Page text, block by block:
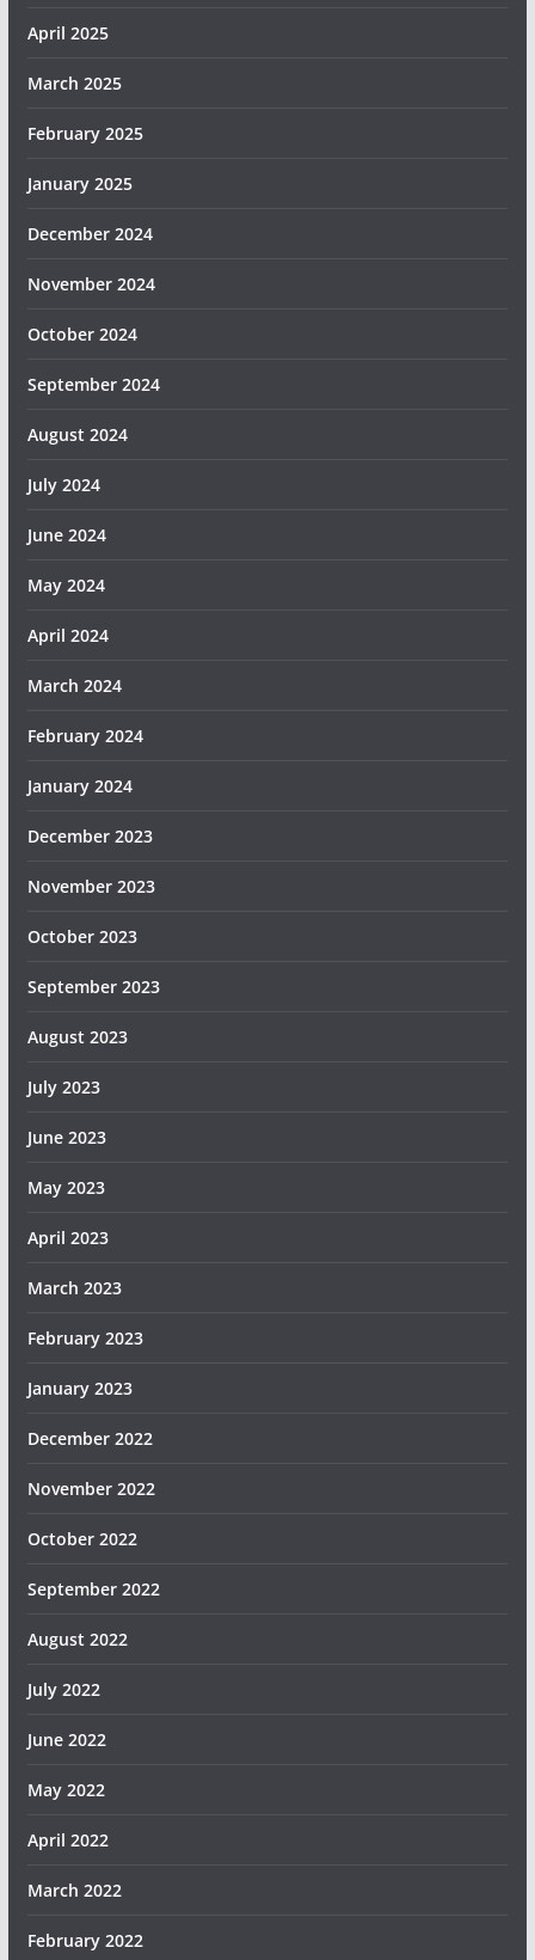
April 2025
March 2025
February 2025
January 2025
December 2024
November 2024
October 2024
September 2024
August 2024
July 2024
June 2024
May 2024
April 2024
March 2024
February 2024
January 2024
December 2023
November 2023
October 2023
September 2023
August 2023
July 2023
June 2023
May 2023
April 2023
March 2023
February 2023
January 2023
December 2022
November 2022
October 2022
September 2022
August 2022
July 2022
June 2022
May 2022
April 2022
March 2022
February 2022